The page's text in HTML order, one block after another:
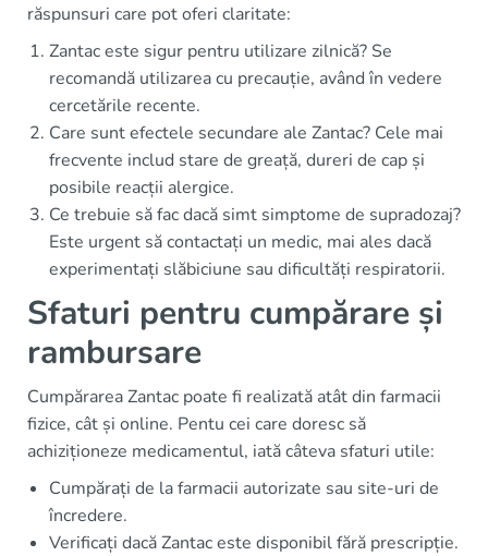
răspunsuri care pot oferi claritate:
Zantac este sigur pentru utilizare zilnică? Se
recomandă utilizarea cu precauție, având în vedere
cercetările recente.
Care sunt efectele secundare ale Zantac? Cele mai
frecvente includ stare de greață, dureri de cap și
posibile reacții alergice.
Ce trebuie să fac dacă simt simptome de supradozaj?
Este urgent să contactați un medic, mai ales dacă
experimentați slăbiciune sau dificultăți respiratorii.
Sfaturi pentru cumpărare și
rambursare
Cumpărarea Zantac poate fi realizată atât din farmacii
fizice, cât și online. Pentu cei care doresc să
achiziționeze medicamentul, iată câteva sfaturi utile:
Cumpărați de la farmacii autorizate sau site-uri de
încredere.
Verificați dacă Zantac este disponibil fără prescripție.